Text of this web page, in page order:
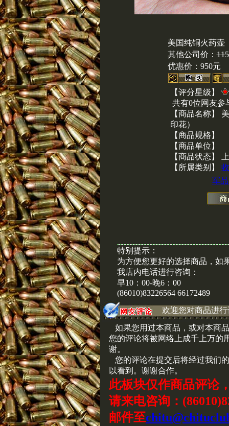
美国纯铜火药壶
其他公司价：
优惠价： 950元
【评分星级】
共有0位网友参
【商品名称】
印花）
【商品规格】
【商品单位】
【商品状态】
【所属类别】
军
特别提示：
为方便您更好的选择商品，如
我店内电话进行咨询：
早10：00-晚6：00
(86010)83226564 66172489
欢迎您对商品进
如果您用过本商品，或对本商
您的评论将被网络上成千上万的
谢。
您的评论在提交后将经过我们
以看到。谢谢合作。
此板块仅作商品评论
请来电咨询：
邮件至